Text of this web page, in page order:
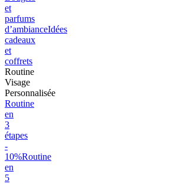
et
parfums
d’ambianceIdées
cadeaux
et
coffrets
Routine
Visage
Personnalisée
Routine
en
3
étapes
-
10%Routine
en
5